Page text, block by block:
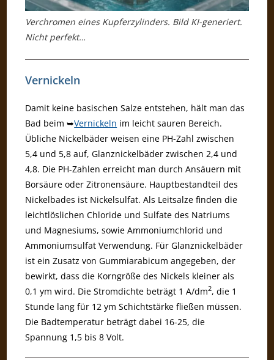
Verchromen eines Kupferzylinders. Bild KI-generiert.
Nicht perfekt…
Vernickeln
Damit keine basischen Salze entstehen, hält man das
Bad beim ➥Vernickeln im leicht sauren Bereich.
Übliche Nickelbäder weisen eine PH-Zahl zwischen
5,4 und 5,8 auf, Glanznickelbäder zwischen 2,4 und
4,8. Die PH-Zahlen erreicht man durch Ansäuern mit
Borsäure oder Zitronensäure. Hauptbestandteil des
Nickelbades ist Nickelsulfat. Als Leitsalze finden die
leichtlöslichen Chloride und Sulfate des Natriums
und Magnesiums, sowie Ammoniumchlorid und
Ammoniumsulfat Verwendung. Für Glanznickelbäder
ist ein Zusatz von Gummiarabicum angegeben, der
bewirkt, dass die Korngröße des Nickels kleiner als
0,1 ym wird. Die Stromdichte beträgt 1 A/dm2, die 1
Stunde lang für 12 ym Schichtstärke fließen müssen.
Die Badtemperatur beträgt dabei 16-25, die
Spannung 1,5 bis 8 Volt.